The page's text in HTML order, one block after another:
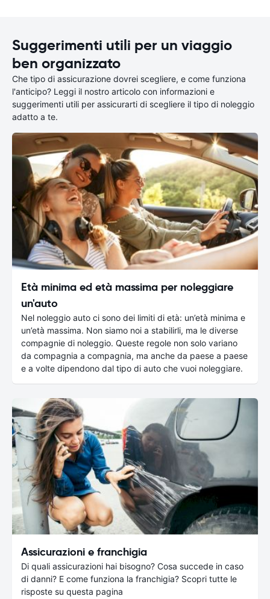
Suggerimenti utili per un viaggio
ben organizzato
Che tipo di assicurazione dovrei scegliere, e come funziona
l'anticipo? Leggi il nostro articolo con informazioni e
suggerimenti utili per assicurarti di scegliere il tipo di noleggio
adatto a te.
Età minima ed età massima per noleggiare
un'auto
Nel noleggio auto ci sono dei limiti di età: un’età minima e
un’età massima. Non siamo noi a stabilirli, ma le diverse
compagnie di noleggio. Queste regole non solo variano
da compagnia a compagnia, ma anche da paese a paese
e a volte dipendono dal tipo di auto che vuoi noleggiare.
Assicurazioni e franchigia
Di quali assicurazioni hai bisogno? Cosa succede in caso
di danni? E come funziona la franchigia? Scopri tutte le
risposte su questa pagina